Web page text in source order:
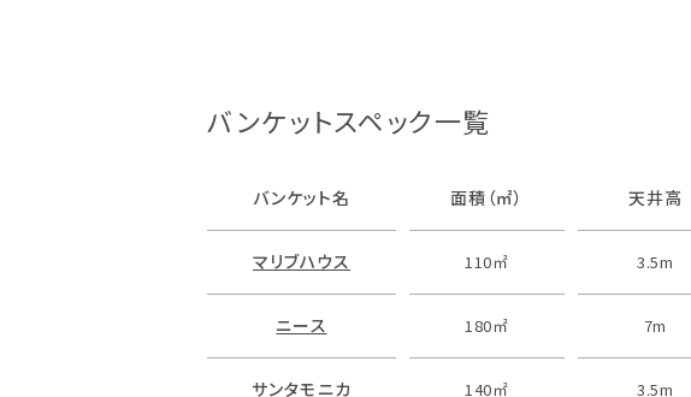
バンケットスペック一覧
バンケット名 面積（㎡） 天井高
マリブハウス 110㎡ 3.5m
ニース 180㎡ 7m
サンタモニカ 140㎡ 3.5m